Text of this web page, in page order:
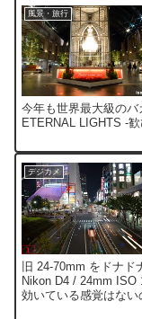
風景・旅行
今年も世界最大級の
ETERNAL LIGHTS -
デジカメ
旧 24-70mm をドナド
Nikon D4 / 24mm ISO
効いている感覚はない